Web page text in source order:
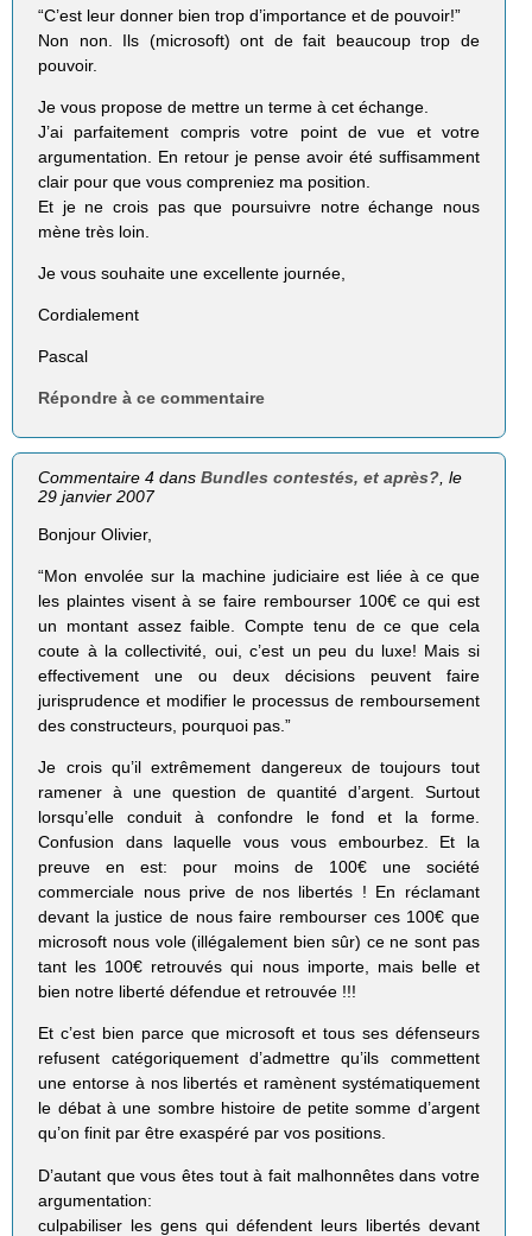
“C’est leur donner bien trop d’importance et de pouvoir!”
Non non. Ils (microsoft) ont de fait beaucoup trop de
pouvoir.
Je vous propose de mettre un terme à cet échange.
J’ai parfaitement compris votre point de vue et votre
argumentation. En retour je pense avoir été suffisamment
clair pour que vous compreniez ma position.
Et je ne crois pas que poursuivre notre échange nous
mène très loin.
Je vous souhaite une excellente journée,
Cordialement
Pascal
Répondre à ce commentaire
Commentaire 4 dansBundles contestés, et après? , le
29 janvier 2007
Bonjour Olivier,
“Mon envolée sur la machine judiciaire est liée à ce que
les plaintes visent à se faire rembourser 100€ ce qui est
un montant assez faible. Compte tenu de ce que cela
coute à la collectivité, oui, c’est un peu du luxe! Mais si
effectivement une ou deux décisions peuvent faire
jurisprudence et modifier le processus de remboursement
des constructeurs, pourquoi pas.”
Je crois qu’il extrêmement dangereux de toujours tout
ramener à une question de quantité d’argent. Surtout
lorsqu’elle conduit à confondre le fond et la forme.
Confusion dans laquelle vous vous embourbez. Et la
preuve en est: pour moins de 100€ une société
commerciale nous prive de nos libertés ! En réclamant
devant la justice de nous faire rembourser ces 100€ que
microsoft nous vole (illégalement bien sûr) ce ne sont pas
tant les 100€ retrouvés qui nous importe, mais belle et
bien notre liberté défendue et retrouvée !!!
Et c’est bien parce que microsoft et tous ses défenseurs
refusent catégoriquement d’admettre qu’ils commettent
une entorse à nos libertés et ramènent systématiquement
le débat à une sombre histoire de petite somme d’argent
qu’on finit par être exaspéré par vos positions.
D’autant que vous êtes tout à fait malhonnêtes dans votre
argumentation:
culpabiliser les gens qui défendent leurs libertés devant